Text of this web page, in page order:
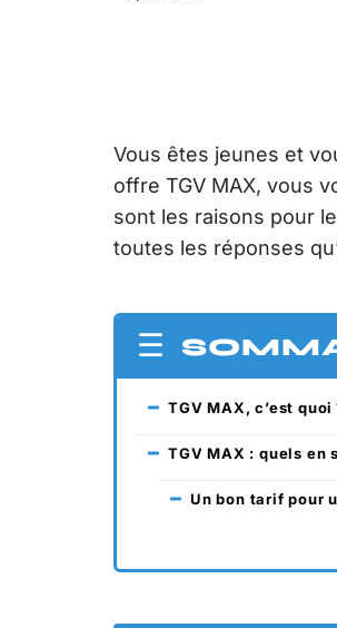
Vous êtes jeunes et
offre TGV MAX, vous
sont les raisons pour
toutes les réponses
TGV MAX, c’est quoi
TGV MAX : quels en
Un bon tarif pour